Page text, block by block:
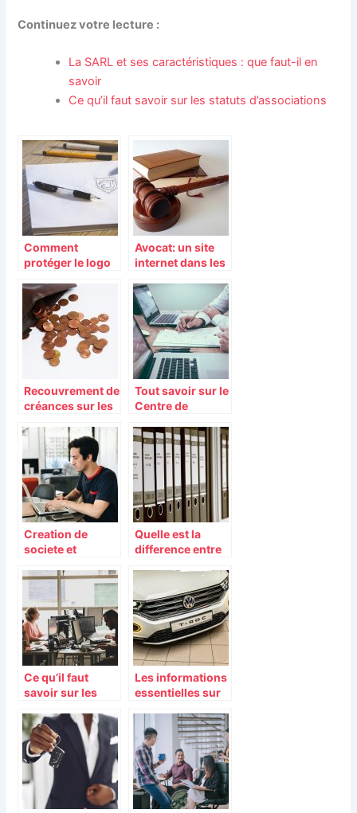
Continuez votre lecture :
La SARL et ses caractéristiques : que faut-il en
savoir
Ce qu’il faut savoir sur les statuts d’associations
Comment
protéger le logo
Avocat: un site
internet dans les
vous attirer un
peu plus de
visibilité
Recouvrement de
créances sur les
Tout savoir sur le
Centre de
Entreprises ou
CFE
Creation de
societe et
comment faire ?
Quelle est la
difference entre
l’extrait KBIS
Ce qu’il faut
savoir sur les
d’associations
Les informations
essentielles sur
la carte grise